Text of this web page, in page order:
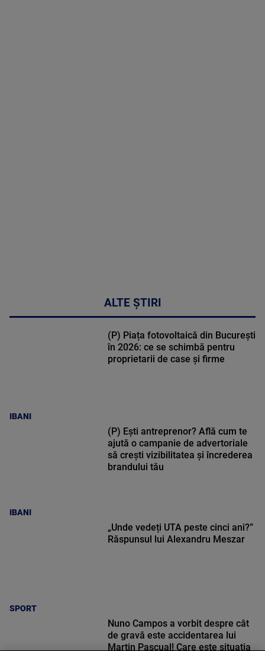
ALTE ȘTIRI
IBANI
(P) Piața fotovoltaică din București
în 2026: ce se schimbă pentru
proprietarii de case și firme
IBANI
(P) Ești antreprenor? Află cum te
ajută o campanie de advertoriale
să crești vizibilitatea și încrederea
brandului tău
SPORT
„Unde vedeți UTA peste cinci ani?”
Răspunsul lui Alexandru Meszar
Nuno Campos a vorbit despre cât
de gravă este accidentarea lui
Martin Pascual! Care este situația